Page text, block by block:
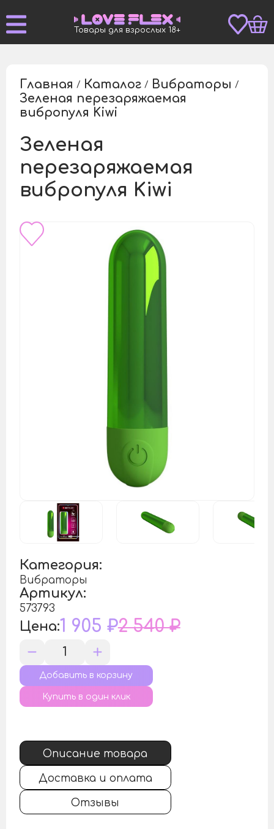
Товары для взрослых 18+
Главная / Каталог / Вибраторы /
Зеленая перезаряжаемая
вибропуля Kiwi
Зеленая
перезаряжаемая
вибропуля Kiwi
Категория:
Вибраторы
Артикул:
573793
Цена:1 905 ₽2 540 ₽
Купить в один клик
Описание товара
Доставка и оплата
Отзывы